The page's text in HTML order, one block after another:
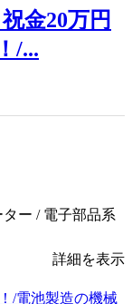
金20万円
/...
ー / 電子部品系
詳細を表示